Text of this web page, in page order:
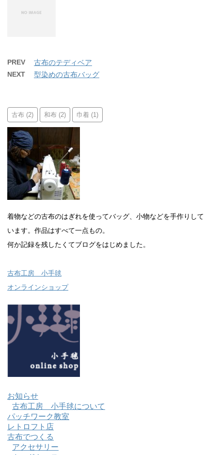
PREV 古布のテディベア
NEXT 型染めの古布バッグ
古布 (2) 和布 (2) 巾着 (1)
着物などの古布のはぎれを使ってバッグ、小物などを手作りして
います。作品はすべて一点もの。
何か記録を残したくてブログをはじめました。
古布工房 小手毬
オンラインショップ
お知らせ
古布工房 小手毬について
パッチワーク教室
レトロフト店
古布でつくる
アクセサリー